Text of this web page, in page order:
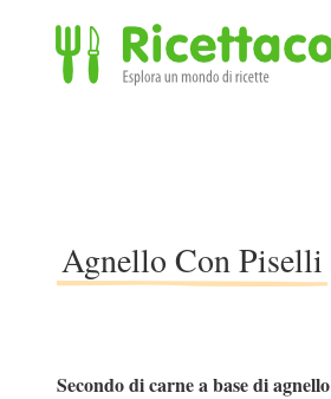
Agnello Con Piselli
Secondo di carne a base di agnello